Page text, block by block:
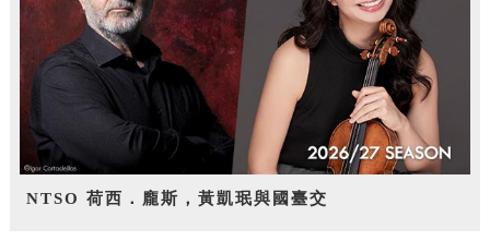
NTSO 荷西．龐斯，黃凱珉與國臺交